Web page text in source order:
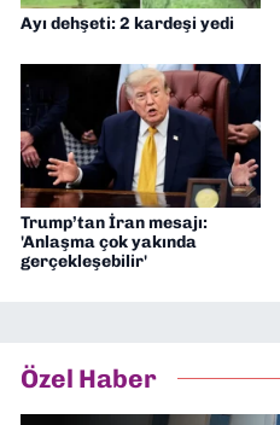
Ayı dehşeti: 2 kardeşi yedi
Trump’tan İran mesajı:
'Anlaşma çok yakında
gerçekleşebilir'
Özel Haber